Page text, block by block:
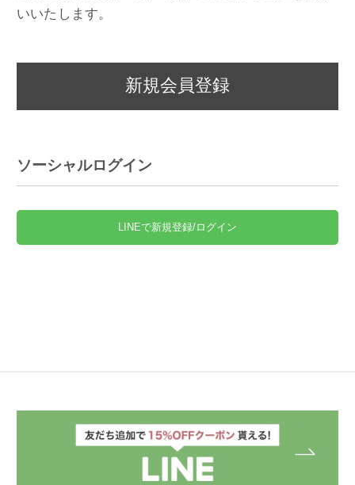
いいたします。
新規会員登録
ソーシャルログイン
LINEで新規登録/ログイン